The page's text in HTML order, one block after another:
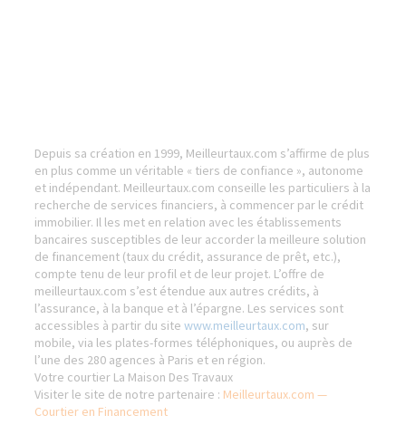
Depuis sa création en 1999, Meilleurtaux.com s’affirme de plus
en plus comme un véritable « tiers de confiance », autonome
et indépendant. Meilleurtaux.com conseille les particuliers à la
recherche de services financiers, à commencer par le crédit
immobilier. Il les met en relation avec les établissements
bancaires susceptibles de leur accorder la meilleure solution
de financement (taux du crédit, assurance de prêt, etc.),
compte tenu de leur profil et de leur projet. L’offre de
meilleurtaux.com s’est étendue aux autres crédits, à
l’assurance, à la banque et à l’épargne. Les services sont
accessibles à partir du sitewww.meilleurtaux.com, sur
mobile, via les plates-formes téléphoniques, ou auprès de
l’une des 280 agences à Paris et en région.
Votre courtier La Maison Des Travaux
Visiter le site de notre partenaire : Meilleurtaux.com —
Courtier en Financement